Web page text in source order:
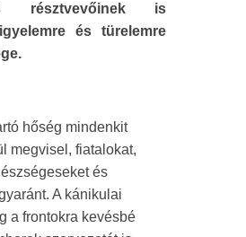
résztvevőinek is
és türelemre
hőség mindenkit
megvisel, fiatalokat,
és
A kánikulai
a frontokra kevésbé